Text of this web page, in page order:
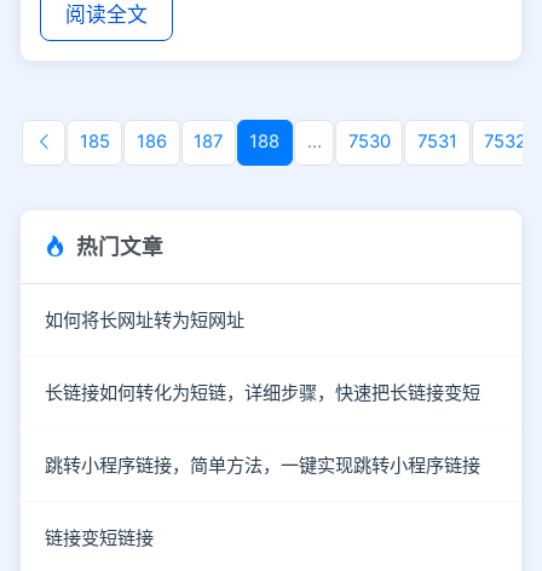
阅读全文
185 186 187 188 ... 7530 7531 7532
热门文章
如何将长网址转为短网址
长链接如何转化为短链，详细步骤，快速把长链接变短
跳转小程序链接，简单方法，一键实现跳转小程序链接
链接变短链接